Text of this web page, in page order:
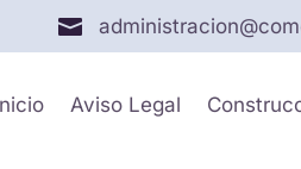

Aviso Legal